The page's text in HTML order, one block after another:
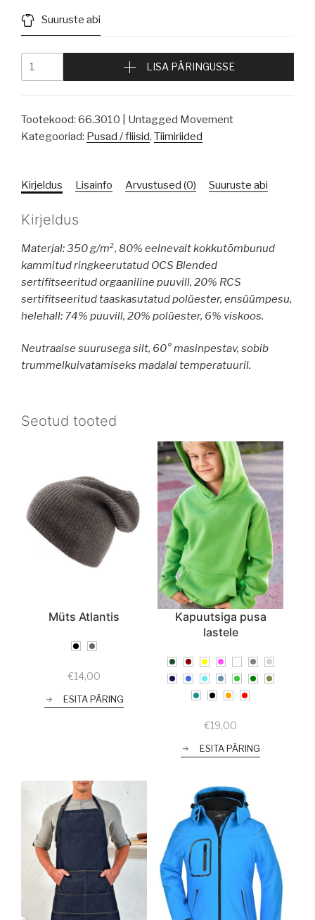
Suuruste abi
LISA PÄRINGUSSE
Tootekood: 66.3010 | Untagged Movement
Kategooriad: Pusad / fliisid, Tiimiriided
Kirjeldus Lisainfo Arvustused (0) Suuruste abi
Kirjeldus
Materjal: 350 g/m², 80% eelnevalt kokkutõmbunud
kammitud ringkeerutatud OCS Blended
sertifitseeritud orgaaniline puuvill, 20% RCS
sertifitseeritud taaskasutatud polüester, ensüümpesu,
helehall: 74% puuvill, 20% polüester, 6% viskoos.
Neutraalse suurusega silt, 60° masinpestav, sobib
trummelkuivatamiseks madalal temperatuuril.
Seotud tooted
Müts Atlantis
€14,00
ESITA PÄRING
Kapuutsiga pusa
lastele
€19,00
ESITA PÄRING